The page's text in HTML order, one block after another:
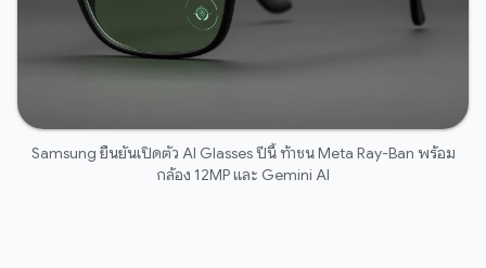
Samsung ยืนยันเปิดตัว AI Glasses ปีนี้ ท้าชน Meta Ray-Ban พร้อม
กล้อง 12MP และ Gemini AI